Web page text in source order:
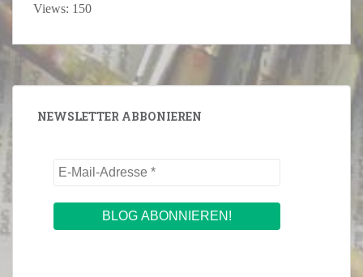
Views: 150
NEWSLETTER ABBONIEREN